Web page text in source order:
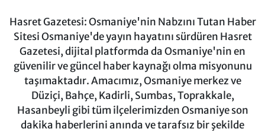
Hasret Gazetesi: Osmaniye'nin Nabzını Tutan Haber
Sitesi Osmaniye'de yayın hayatını sürdüren Hasret
Gazetesi, dijital platformda da Osmaniye'nin en
güvenilir ve güncel haber kaynağı olma misyonunu
taşımaktadır. Amacımız, Osmaniye merkez ve
Düziçi, Bahçe, Kadirli, Sumbas, Toprakkale,
Hasanbeyli gibi tüm ilçelerimizden Osmaniye son
dakika haberlerini anında ve tarafsız bir şekilde